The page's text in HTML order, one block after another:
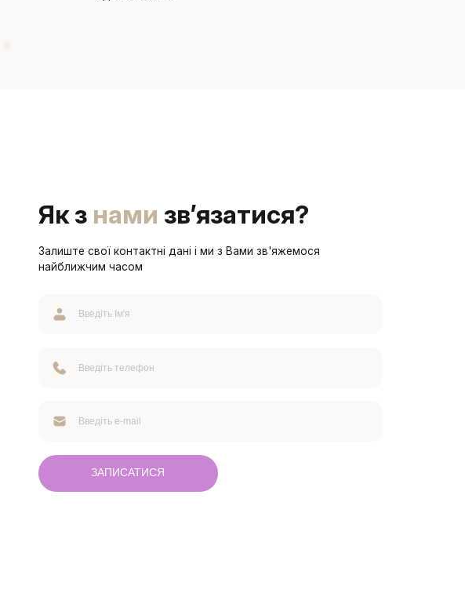
Як з нами зв’язатися?
Залиште свої контактні дані і ми з Вами зв'яжемося
найближчим часом
ЗАПИСАТИСЯ